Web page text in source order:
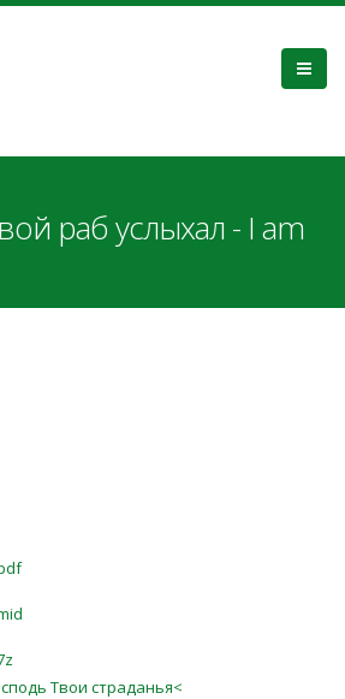
раб услыхал - I am
Твои страданья<